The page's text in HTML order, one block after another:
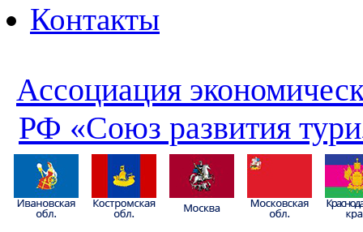
Контакты
Ассоциация
РФ «Союз развития